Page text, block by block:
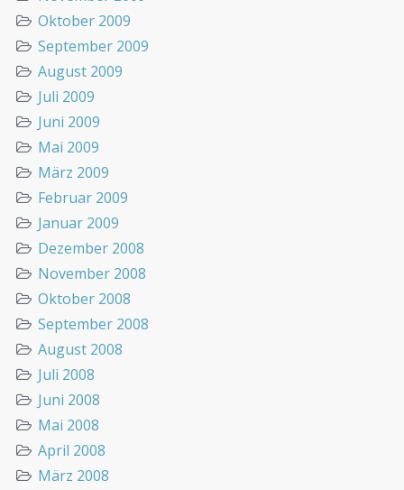
Oktober 2009
September 2009
August 2009
Juli 2009
Juni 2009
Mai 2009
März 2009
Februar 2009
Januar 2009
Dezember 2008
November 2008
Oktober 2008
September 2008
August 2008
Juli 2008
Juni 2008
Mai 2008
April 2008
März 2008